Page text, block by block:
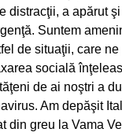
distracţii, a apărut
Suntem
de situaţii, care
socială
de ai noştri a
Am depăşit
din greu la Vama